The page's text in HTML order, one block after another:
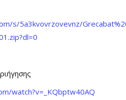
s/5a3kvovrzovevnz/
watch?v=_KQbptw40AQ